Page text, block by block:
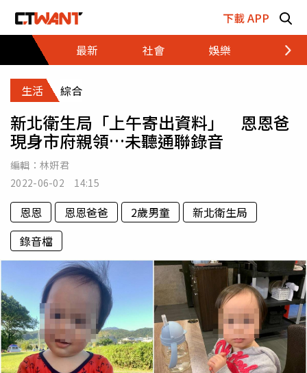
下載 APP
最新
社會 娛樂 財經
生活 綜合
新北衛生局「上午寄出資料」 恩恩爸
現身市府親領…未聽通聯錄音
編輯： 林姸君
2022-06-02 14:15
恩恩 恩恩爸爸 2歲男童
新北衛生局
錄音檔